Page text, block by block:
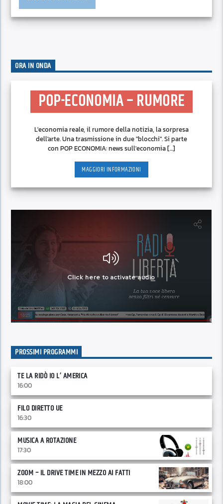
ORA IN ONDA
POP-ECONOMIA – RUMORE
L'economia reale, il rumore della notizia, la sorpresa
dell'arte. Una trasmissione in due "blocchi". Si parte
con POP ECONOMIA: news sull'economia [...]
MAGGIORI INFORMAZIONI
PROSSIMI PROGRAMMI
TE LA RIDÒ IO L’ AMERICA
16:00
FILO DIRETTO UE
16:30
MUSICA A ROTAZIONE
17:30
ZOOM – IL DRIVE TIME IN MEZZO AI FATTI
18:00